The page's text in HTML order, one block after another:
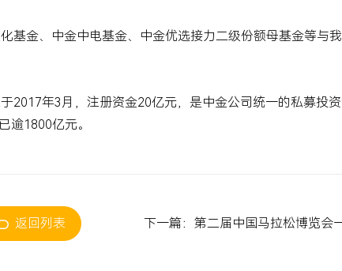
金、中金中电基金、中金优选接力二级份额母基金等与我
2017年3月，注册资金20亿元，是中金公司统一的私募投
逾1800亿元。
返回列表 下一篇：第二届中国马拉松博览